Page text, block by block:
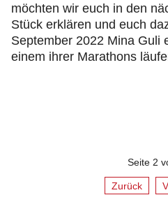
möchten wir euch in den
Stück erklären und euch
September 2022 Mina Guli
einem ihrer Marathons
Seite 2
Zurück